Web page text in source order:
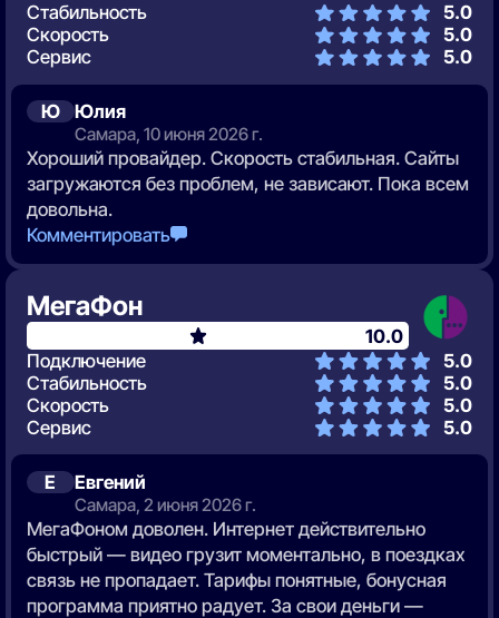
Ю Юлия
Самара, 10 июня 2026 г.
Хороший провайдер. Скорость стабильная. Сайты
загружаются без проблем, не зависают. Пока всем
довольна.
Комментировать
Стабильность
5.0
Скорость
5.0
Сервис
5.0
Е Евгений
Самара, 2 июня 2026 г.
МегаФоном доволен. Интернет действительно
быстрый — видео грузит моментально, в поездках
связь не пропадает. Тарифы понятные, бонусная
программа приятно радует. За свои деньги —
МегаФон
10.0
Подключение
5.0
Стабильность
5.0
Скорость
5.0
Сервис
5.0